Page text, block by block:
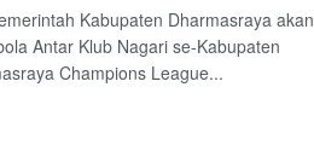
Kabupaten Dharmasraya akan
Antar Klub Nagari se-Kabupaten
Champions League...